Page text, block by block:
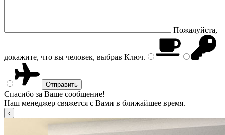
Пожалуйста,
докажите, что вы человек, выбрав Ключ.
Спасибо за Ваше сообщение!
Наш менеджер свяжется с Вами в ближайшее время.